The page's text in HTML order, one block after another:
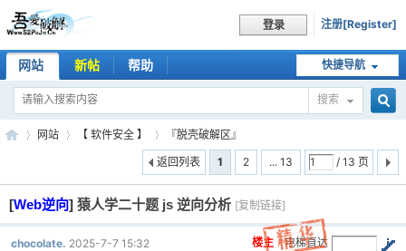
登录 注册[Register]
快捷导航
网站 新帖 帮助
搜索
吾 »
网站
›
【 软件安全 】
›
『脱壳破解区』
1
2 ... 13 / 13 页
返回列表
[Web逆向] 猿人学二十题 js 逆向分析 [复制链接]
电梯直达
楼主
chocolate. 2025-7-7 15:32